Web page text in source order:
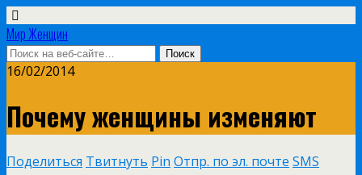
Мир Женщин
16/02/2014
Почему женщины изменяют
Поделиться Твитнуть Pin Отпр. по эл. почте SMS